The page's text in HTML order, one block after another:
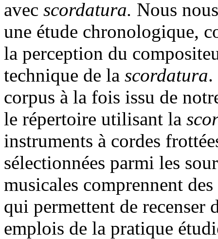
avec scordatura. Nous
une étude chronologique,
la perception du
technique de la scordatura.
corpus à la fois issu de
le répertoire utilisant la
instruments à cordes
sélectionnées parmi les
musicales comprennent
qui permettent de recenser
emplois de la pratique